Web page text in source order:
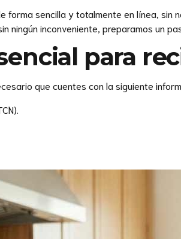
sencilla y totalmente en línea, sin
ningún inconveniente, preparamos un
para
que cuentes con la siguiente